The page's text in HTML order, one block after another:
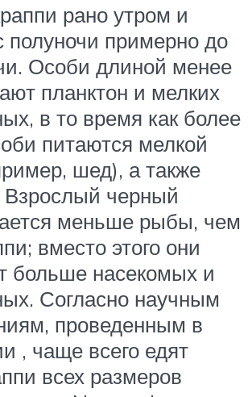
рано утром и
полуночи примерно до
Особи длиной менее
планктон и мелких
в то время как более
питаются мелкой
шед), а также
Взрослый черный
меньше рыбы, чем
вместо этого они
больше насекомых и
Согласно научным
проведенным в
, чаще всего едят
всех размеров